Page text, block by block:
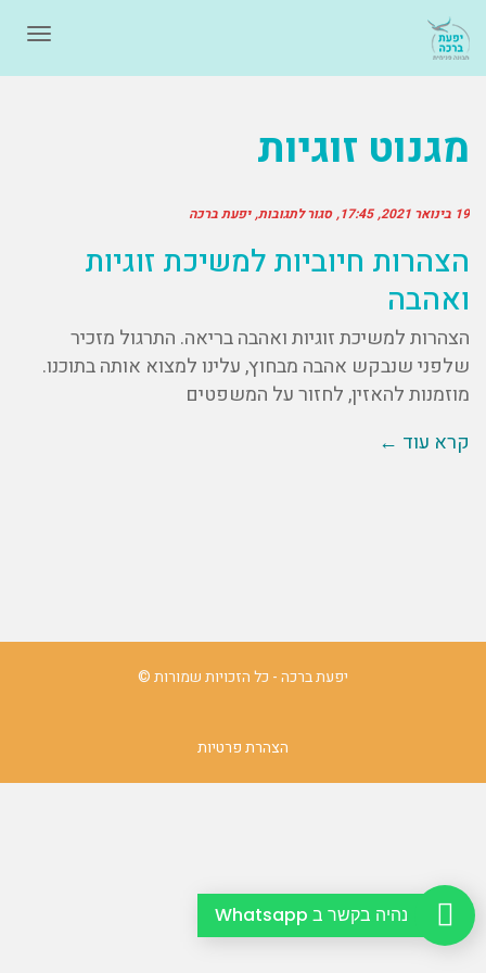
מגנוט זוגיות
19 בינואר 2021 17:45 סגור לתגובות יפעת ברכה
הצהרות חיוביות למשיכת זוגיות
ואהבה
הצהרות למשיכת זוגיות ואהבה בריאה. התרגול מזכיר
שלפני שנבקש אהבה מבחוץ, עלינו למצוא אותה בתוכנו.
מוזמנות להאזין, לחזור על המשפטים
קרא עוד ←
יפעת ברכה - כל הזכויות שמורות ©
הצהרת פרטיות
נהיה בקשר ב Whatsapp